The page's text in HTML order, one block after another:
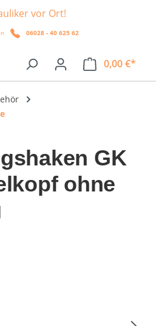
vor Ort!
06028 - 40 625 62
0,00 €*
GK
ohne